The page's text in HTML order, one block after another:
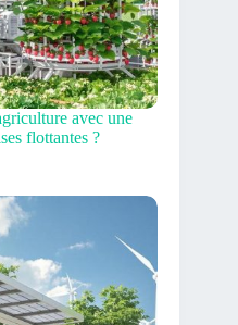
avec une
flottantes ?